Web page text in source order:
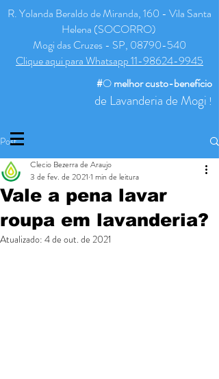
R. Yolanda Beraldo de Miranda, 160 - Vila Santa
Helena (SOCORRO)
Mogi das Cruzes - SP, 08790-540
Clique aqui para Whatsapp 11-98624-9945
#Omelhorcusto-benefício
de Lavanderia de Mogi !
Post
Vale a pena lavar
roupa em lavanderia?
Clecio Bezerra de Araujo
3 de fev. de 2021 1 min de leitura
Atualizado: 4 de out. de 2021